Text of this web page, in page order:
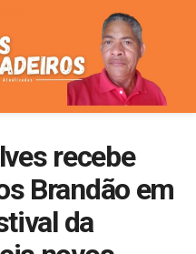
recebe
Brandão em
da